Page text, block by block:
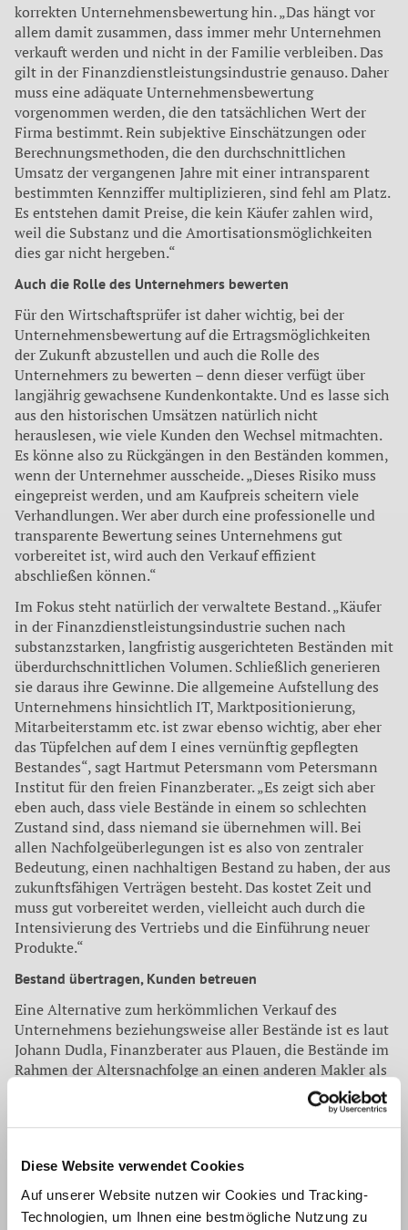
Diese Website verwendet Cookies
Auf unserer Website nutzen wir Cookies und Tracking-
Technologien, um Ihnen eine bestmögliche Nutzung zu
korrekten Unternehmensbewertung hin. „Das hängt vor
allem damit zusammen, dass immer mehr Unternehmen
verkauft werden und nicht in der Familie verbleiben. Das
gilt in der Finanzdienstleistungsindustrie genauso. Daher
muss eine adäquate Unternehmensbewertung
vorgenommen werden, die den tatsächlichen Wert der
Firma bestimmt. Rein subjektive Einschätzungen oder
Berechnungsmethoden, die den durchschnittlichen
Umsatz der vergangenen Jahre mit einer intransparent
bestimmten Kennziffer multiplizieren, sind fehl am Platz.
Es entstehen damit Preise, die kein Käufer zahlen wird,
weil die Substanz und die Amortisationsmöglichkeiten
dies gar nicht hergeben.“
Auch die Rolle des Unternehmers bewerten
Für den Wirtschaftsprüfer ist daher wichtig, bei der
Unternehmensbewertung auf die Ertragsmöglichkeiten
der Zukunft abzustellen und auch die Rolle des
Unternehmers zu bewerten – denn dieser verfügt über
langjährig gewachsene Kundenkontakte. Und es lasse sich
aus den historischen Umsätzen natürlich nicht
herauslesen, wie viele Kunden den Wechsel mitmachten.
Es könne also zu Rückgängen in den Beständen kommen,
wenn der Unternehmer ausscheide. „Dieses Risiko muss
eingepreist werden, und am Kaufpreis scheitern viele
Verhandlungen. Wer aber durch eine professionelle und
transparente Bewertung seines Unternehmens gut
vorbereitet ist, wird auch den Verkauf effizient
abschließen können.“
Im Fokus steht natürlich der verwaltete Bestand. „Käufer
in der Finanzdienstleistungsindustrie suchen nach
substanzstarken, langfristig ausgerichteten Beständen mit
überdurchschnittlichen Volumen. Schließlich generieren
sie daraus ihre Gewinne. Die allgemeine Aufstellung des
Unternehmens hinsichtlich IT, Marktpositionierung,
Mitarbeiterstamm etc. ist zwar ebenso wichtig, aber eher
das Tüpfelchen auf dem I eines vernünftig gepflegten
Bestandes“, sagt Hartmut Petersmann vom Petersmann
Institut für den freien Finanzberater. „Es zeigt sich aber
eben auch, dass viele Bestände in einem so schlechten
Zustand sind, dass niemand sie übernehmen will. Bei
allen Nachfolgeüberlegungen ist es also von zentraler
Bedeutung, einen nachhaltigen Bestand zu haben, der aus
zukunftsfähigen Verträgen besteht. Das kostet Zeit und
muss gut vorbereitet werden, vielleicht auch durch die
Intensivierung des Vertriebs und die Einführung neuer
Produkte.“
Bestand übertragen, Kunden betreuen
Eine Alternative zum herkömmlichen Verkauf des
Unternehmens beziehungsweise aller Bestände ist es laut
Johann Dudla, Finanzberater aus Plauen, die Bestände im
Rahmen der Altersnachfolge an einen anderen Makler als
eine Art Haftungsdach zu übertragen, aber die Betreuung
der Kunden für eine gewisse Zeit weiter zu übernehmen.
„Das reduziert die Verwaltungsarbeit und Beraterhaftung
Ansprechpartner, und der Vermittler kann weiterhin an
den Bestandsprovisionen partizipieren. Dadurch ist ein
interessanter Übergang der Geschäftsbeziehungen und